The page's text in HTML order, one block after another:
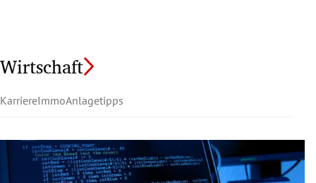
Wirtschaft
KarriereImmoAnlagetipps